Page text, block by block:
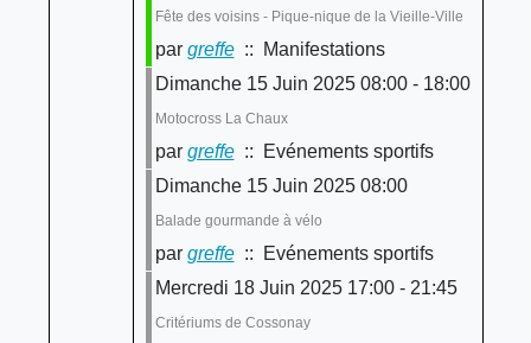
Fête des voisins - Pique-nique de la Vieille-Ville
par greffe:: Manifestations
Dimanche 15 Juin 2025 08:00 - 18:00
Motocross La Chaux
par greffe:: Evénements sportifs
Dimanche 15 Juin 2025 08:00
Balade gourmande à vélo
par greffe:: Evénements sportifs
Mercredi 18 Juin 2025 17:00 - 21:45
Critériums de Cossonay